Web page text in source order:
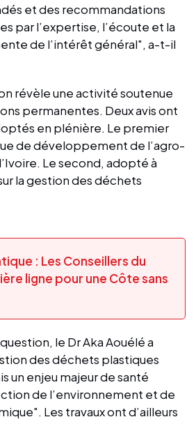
et des recommandations
par l’expertise, l’écoute et la
de l’intérêt général", a-t-il
révèle une activité soutenue
permanentes. Deux avis ont
en plénière. Le premier
de développement de l’agro-
Le second, adopté à
la gestion des déchets
: Les Conseillers du
ligne pour une Côte sans
le Dr Aka Aouélé a
des déchets plastiques
un enjeu majeur de santé
de l’environnement et de
Les travaux ont d’ailleurs